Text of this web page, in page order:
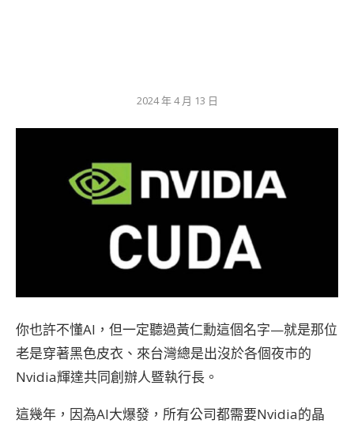
2024 年 4 月 13 日
你也許不懂AI，但一定聽過黃仁勳這個名字—就是那位
老是穿著黑色皮衣、來台灣總是出沒於各個夜市的
Nvidia輝達共同創辦人暨執行長。
這幾年，因為AI大爆發，所有公司都需要Nvidia的晶